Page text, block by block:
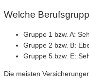
Welche
Gruppe 1 bzw. A:
Gruppe 2 bzw. B:
Gruppe 5 bzw. E:
Die meisten